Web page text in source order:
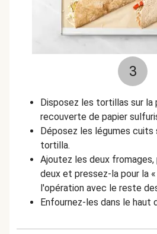
3
Disposez les tortillas sur la
recouverte de papier
Déposez les légumes cuits
tortilla.
Ajoutez les deux fromages,
deux et pressez-la pour la
l'opération avec le reste
Enfournez-les dans le haut